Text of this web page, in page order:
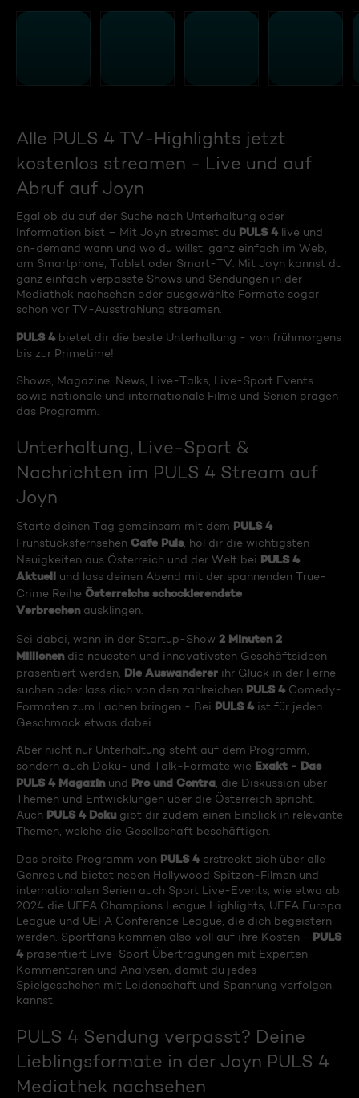
Alle PULS 4 TV-Highlights jetzt
kostenlos streamen - Live und auf
Abruf auf Joyn
Egal ob du auf der Suche nach Unterhaltung oder
Information bist – Mit Joyn streamst du PULS 4 live und
on-demand wann und wo du willst, ganz einfach im Web,
am Smartphone, Tablet oder Smart-TV. Mit Joyn kannst du
ganz einfach verpasste Shows und Sendungen in der
Mediathek nachsehen oder ausgewählte Formate sogar
schon vor TV-Ausstrahlung streamen.
PULS 4 bietet dir die beste Unterhaltung - von frühmorgens
bis zur Primetime!
Shows, Magazine, News, Live-Talks, Live-Sport Events
sowie nationale und internationale Filme und Serien prägen
das Programm.
Unterhaltung, Live-Sport &
Nachrichten im PULS 4 Stream auf
Joyn
Starte deinen Tag gemeinsam mit dem PULS 4
Frühstücksfernsehen Cafe Puls, hol dir die wichtigsten
Neuigkeiten aus Österreich und der Welt bei PULS 4
Aktuell und lass deinen Abend mit der spannenden True-
Crime Reihe Österreichs schockierendste
Verbrechenausklingen.
Sei dabei, wenn in der Startup-Show 2 Minuten 2
Millionendie neuesten und innovativsten Geschäftsideen
präsentiert werden, Die Auswanderer ihr Glück in der Ferne
suchen oder lass dich von den zahlreichen PULS 4 Comedy-
Formaten zum Lachen bringen - Bei PULS 4 ist für jeden
Geschmack etwas dabei.
Aber nicht nur Unterhaltung steht auf dem Programm,
sondern auch Doku- und Talk-Formate wie Exakt - Das
PULS 4 Magazinund Pro und Contra , die Diskussion über
Themen und Entwicklungen über die Österreich spricht.
Auch PULS 4 Doku gibt dir zudem einen Einblick in relevante
Themen, welche die Gesellschaft beschäftigen.
Das breite Programm von PULS 4 erstreckt sich über alle
Genres und bietet neben Hollywood Spitzen-Filmen und
internationalen Serien auch Sport Live-Events, wie etwa ab
2024 die UEFA Champions League Highlights, UEFA Europa
League und UEFA Conference League, die dich begeistern
werden. Sportfans kommen also voll auf ihre Kosten - PULS
4 präsentiert Live-Sport Übertragungen mit Experten-
Kommentaren und Analysen, damit du jedes
Spielgeschehen mit Leidenschaft und Spannung verfolgen
kannst.
PULS 4 Sendung verpasst? Deine
Lieblingsformate in der Joyn PULS 4
Mediathek nachsehen